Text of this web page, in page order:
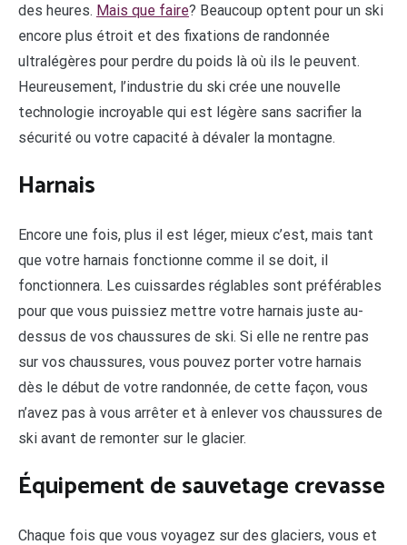
des heures. Mais que faire? Beaucoup optent pour un ski
encore plus étroit et des fixations de randonnée
ultralégères pour perdre du poids là où ils le peuvent.
Heureusement, l’industrie du ski crée une nouvelle
technologie incroyable qui est légère sans sacrifier la
sécurité ou votre capacité à dévaler la montagne.
Harnais
Encore une fois, plus il est léger, mieux c’est, mais tant
que votre harnais fonctionne comme il se doit, il
fonctionnera. Les cuissardes réglables sont préférables
pour que vous puissiez mettre votre harnais juste au-
dessus de vos chaussures de ski. Si elle ne rentre pas
sur vos chaussures, vous pouvez porter votre harnais
dès le début de votre randonnée, de cette façon, vous
n’avez pas à vous arrêter et à enlever vos chaussures de
ski avant de remonter sur le glacier.
Équipement de sauvetage crevasse
Chaque fois que vous voyagez sur des glaciers, vous et